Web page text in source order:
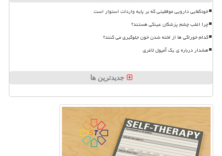
خودکفایی دارویی موفقیتی که بر پایه واردات استوار است
چرا اغلب چشم پزشکان عینکی هستند؟
کدام خوراکی ها از لخته شدن خون جلوگیری می کنند؟
هشدار درباره ی یک آمپول لاغری
جدیدترین ها